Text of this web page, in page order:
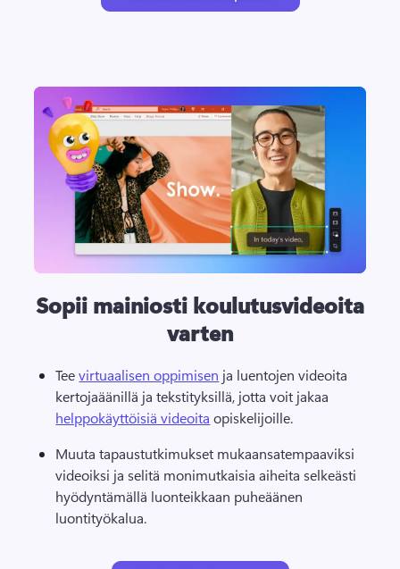
Sopii mainiosti koulutusvideoita
varten
Tee virtuaalisen oppimisen ja luentojen videoita
kertojaäänillä ja tekstityksillä, jotta voit jakaa
helppokäyttöisiä videoita opiskelijoille.
Muuta tapaustutkimukset mukaansatempaaviksi
videoiksi ja selitä monimutkaisia aiheita selkeästi
hyödyntämällä luonteikkaan puheäänen
luontityökalua.